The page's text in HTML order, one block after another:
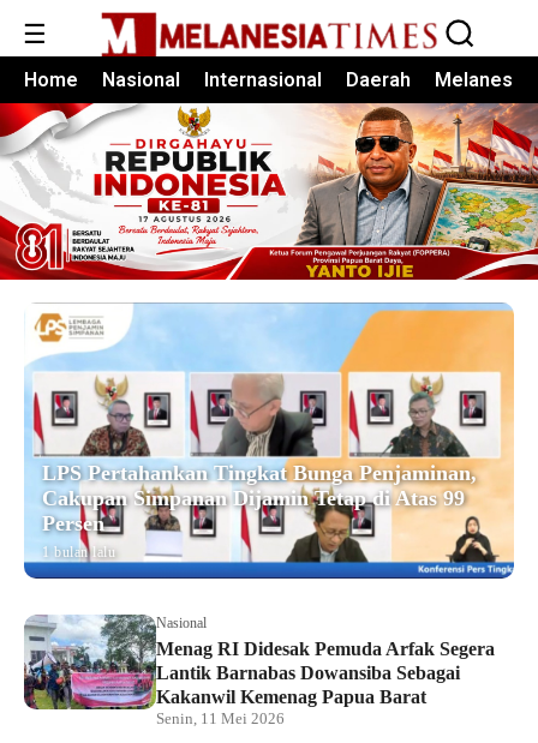
☰
Home Nasional Internasional Daerah Melanesia
LPS Pertahankan Tingkat Bunga Penjaminan,
Cakupan Simpanan Dijamin Tetap di Atas 99
Persen
1 bulan lalu
Nasional
Menag RI Didesak Pemuda Arfak Segera
Lantik Barnabas Dowansiba Sebagai
Kakanwil Kemenag Papua Barat
Senin, 11 Mei 2026